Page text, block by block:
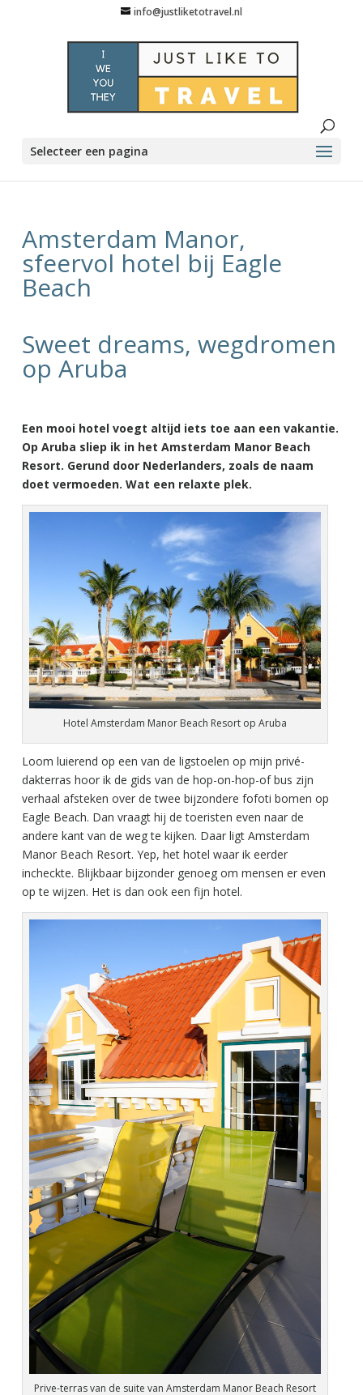
info@justliketotravel.nl
Selecteer een pagina
Amsterdam Manor,
sfeervol hotel bij Eagle
Beach
Sweet dreams, wegdromen
op Aruba
Een mooi hotel voegt altijd iets toe aan een vakantie.
Op Aruba sliep ik in het Amsterdam Manor Beach
Resort. Gerund door Nederlanders, zoals de naam
doet vermoeden. Wat een relaxte plek.
Hotel Amsterdam Manor Beach Resort op Aruba
Loom luierend op een van de ligstoelen op mijn privé-
dakterras hoor ik de gids van de hop-on-hop-of bus zijn
verhaal afsteken over de twee bijzondere fofoti bomen op
Eagle Beach. Dan vraagt hij de toeristen even naar de
andere kant van de weg te kijken. Daar ligt Amsterdam
Manor Beach Resort. Yep, het hotel waar ik eerder
incheckte. Blijkbaar bijzonder genoeg om mensen er even
op te wijzen. Het is dan ook een fijn hotel.
Prive-terras van de suite van Amsterdam Manor Beach Resort